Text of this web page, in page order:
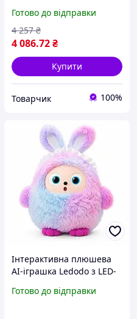
спілкування, LED-очі та
акумулятор
Готово до відправки
4 086.72₴
4 257 ₴
Купити
Товарчик 100%
Інтерактивна плюшева
AI-іграшка Ledodo з LED-
іграшка зі штучним
Готово до відправки